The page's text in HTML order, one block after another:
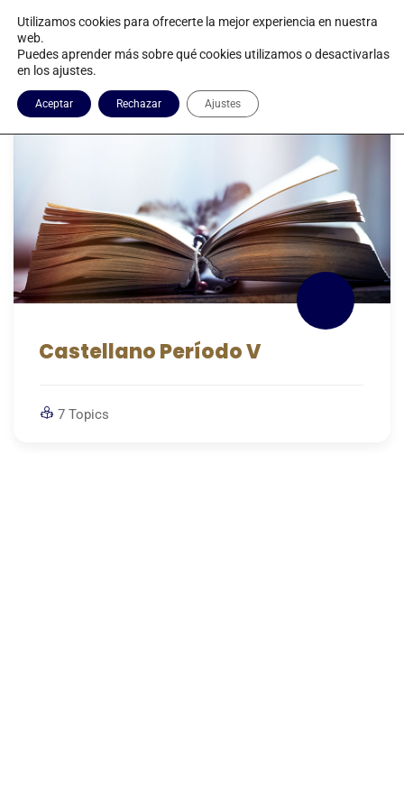
Castellano V
Castellano Período V
7 Topics
Utilizamos cookies para ofrecerte la mejor experiencia en nuestra
web.
Puedes aprender más sobre qué cookies utilizamos o desactivarlas
en los ajustes.
Aceptar Rechazar Ajustes